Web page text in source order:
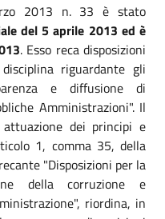
2013 n. 33 è stato
del 5 aprile 2013 ed è
. Esso reca disposizioni
riguardante gli
e diffusione di
Amministrazioni". Il
attuazione dei principi e
1, comma 35, della
"Disposizioni per la
della corruzione e
riordina, in